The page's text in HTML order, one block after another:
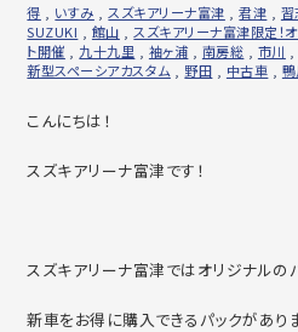
得
いすみ スズキアリーナ富津 ,君津 習
SUZUKI
館山 スズキアリーナ富津限定！
ト開催
九十九里 袖ヶ浦 南房総 市川
新型スペーシアカスタム
野田 中古車 鴨
こんにちは！
スズキアリーナ富津です！
スズキアリーナ富津ではオリジナルの
新車をお得に購入できるパックがありま